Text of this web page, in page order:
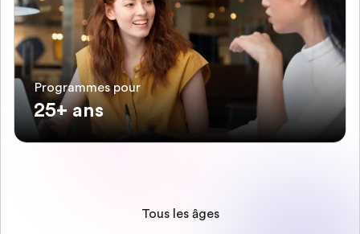
Programmes pour
25+ ans
Tous les âges